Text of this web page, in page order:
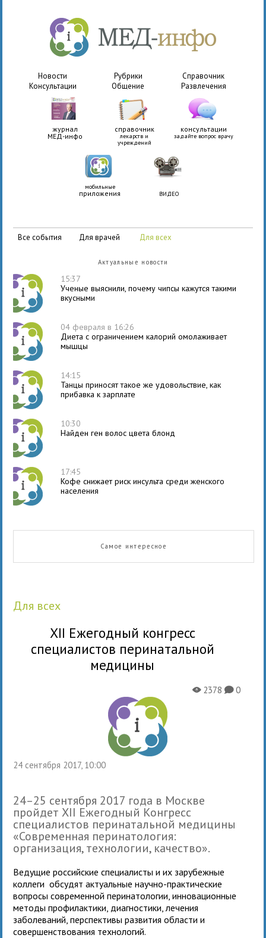
Новости Рубрики
Справочник
Консультации
Общение Развлечения
журнал
МЕД-инфо
справочник
лекарств и
учреждений
консультации
задайте вопрос врачу
мобильные
приложения ВИДЕО
все события для врачей для всех
Актуальные новости
15:37
Ученые выяснили, почему чипсы кажутся такими
вкусными
04 февраля в 16:26
Диета с ограничением калорий омолаживает
мышцы
14:15
Танцы приносят такое же удовольствие, как
прибавка к зарплате
10:30
Найден ген волос цвета блонд
17:45
Кофе снижает риск инсульта среди женского
населения
Самое интересное
для всех
XII Ежегодный конгресс
специалистов перинатальной
медицины
24 сентября 2017, 10:00
X2378K0
24–25 сентября 2017 года в Москве
пройдет XII Ежегодный Конгресс
специалистов перинатальной медицины
«Современная перинатология:
организация, технологии, качество».
Ведущие российские специалисты и их зарубежные
коллеги обсудят актуальные научно-практические
вопросы современной перинатологии, инновационные
методы профилактики, диагностики, лечения
заболеваний, перспективы развития области и
совершенствования технологий.